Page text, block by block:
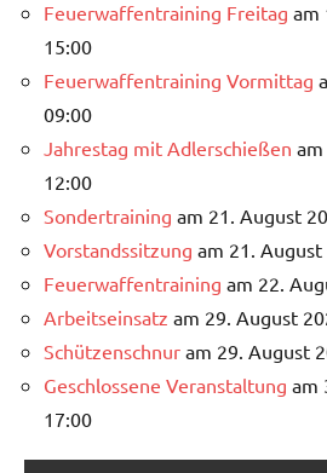
Feuerwaffentraining Freitag am
15:00
Feuerwaffentraining Vormittag
09:00
Jahrestag mit Adlerschießen
12:00
Sondertraining am 21. August
Vorstandssitzung am 21.
Feuerwaffentraining am 22.
Arbeitseinsatz am 29. August
Schützenschnur am 29. August
Geschlossene Veranstaltung am
17:00